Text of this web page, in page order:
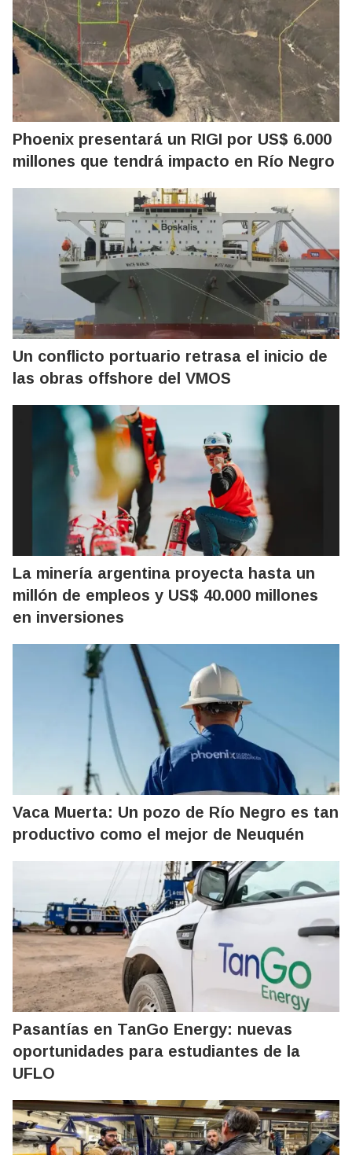
Phoenix presentará un RIGI por US$ 6.000
millones que tendrá impacto en Río Negro
Un conflicto portuario retrasa el inicio de
las obras offshore del VMOS
La minería argentina proyecta hasta un
millón de empleos y US$ 40.000 millones
en inversiones
Vaca Muerta: Un pozo de Río Negro es tan
productivo como el mejor de Neuquén
Pasantías en TanGo Energy: nuevas
oportunidades para estudiantes de la
UFLO